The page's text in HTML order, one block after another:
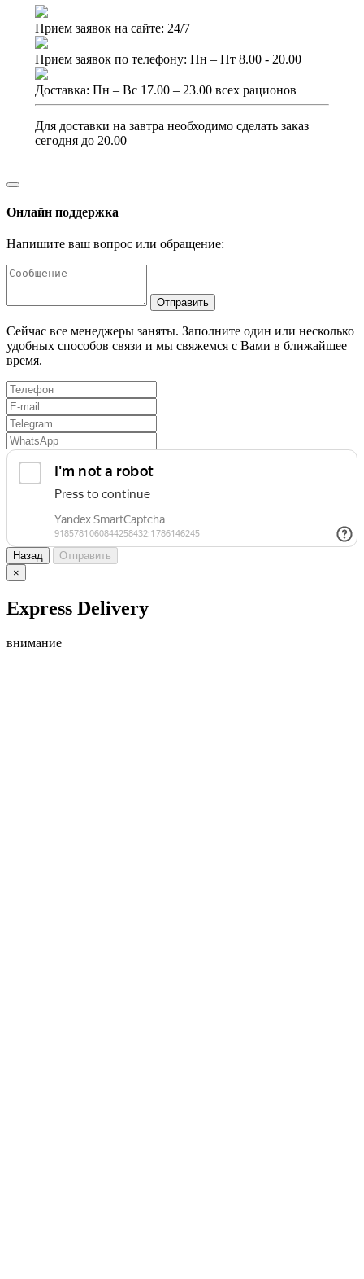
Прием заявок на сайте: 24/7
Прием заявок по телефону: Пн – Пт 8.00 - 20.00
Доставка: Пн – Вс 17.00 – 23.00 всех рационов
Для доставки на завтра необходимо сделать заказ
сегодня до 20.00
Онлайн поддержка
Напишите ваш вопрос или обращение:
Отправить
Сейчас все менеджеры заняты. Заполните один или несколько
удобных способов связи и мы свяжемся с Вами в ближайшее
время.
Назад
Отправить
×
Express Delivery
внимание